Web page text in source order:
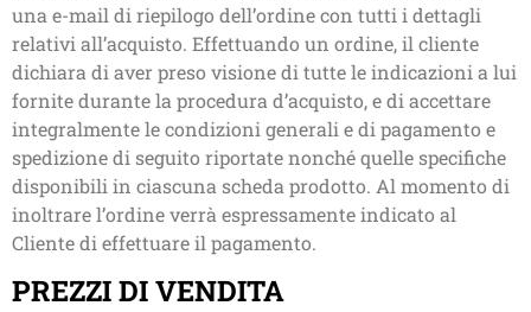
una e-mail di riepilogo dell’ordine con tutti i dettagli
relativi all’acquisto. Effettuando un ordine, il cliente
dichiara di aver preso visione di tutte le indicazioni a lui
fornite durante la procedura d’acquisto, e di accettare
integralmente le condizioni generali e di pagamento e
spedizione di seguito riportate nonché quelle specifiche
disponibili in ciascuna scheda prodotto. Al momento di
inoltrare l’ordine verrà espressamente indicato al
Cliente di effettuare il pagamento.
PREZZI DI VENDITA